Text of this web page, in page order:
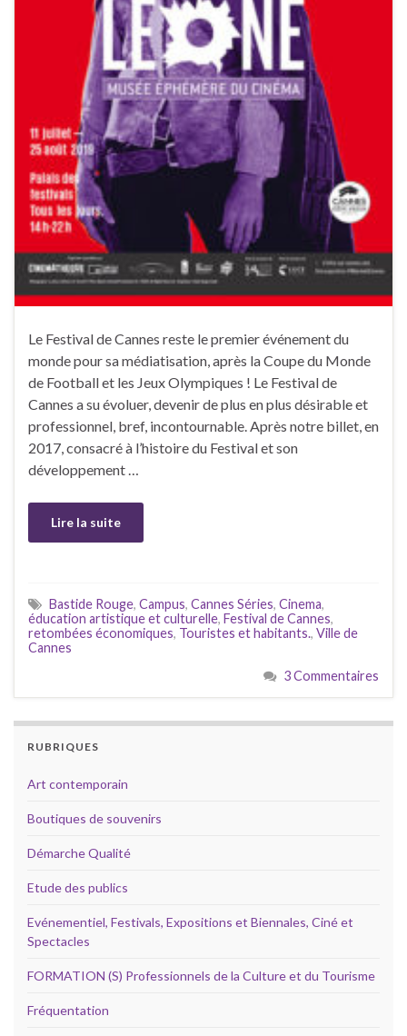
Le Festival de Cannes reste le premier événement du
monde pour sa médiatisation, après la Coupe du Monde
de Football et les Jeux Olympiques ! Le Festival de
Cannes a su évoluer, devenir de plus en plus désirable et
professionnel, bref, incontournable. Après notre billet, en
2017, consacré à l’histoire du Festival et son
développement …
Lire la suite
Bastide Rouge, Campus, Cannes Séries, Cinema,
éducation artistique et culturelle, Festival de Cannes,
retombées économiques, Touristes et habitants., Ville de
Cannes
3 Commentaires
RUBRIQUES
Art contemporain
Boutiques de souvenirs
Démarche Qualité
Etude des publics
Evénementiel, Festivals, Expositions et Biennales, Ciné et
Spectacles
FORMATION (S) Professionnels de la Culture et du Tourisme
Fréquentation